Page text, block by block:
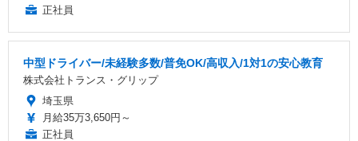
正社員
中型ドライバー/未経験多数/普免OK/高収入/1対1の安心教育
株式会社トランス・グリップ
埼玉県
月給35万3,650円～
正社員